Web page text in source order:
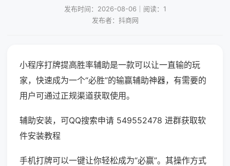
发布时间：2026-08-06｜阅读：1
发布者：抖商网
小程序打牌提高胜率辅助是一款可以让一直输的玩
家，快速成为一个“必胜”的输赢辅助神器，有需要的
用户可通过正规渠道获取使用。
辅助安装，可QQ搜索申请 549552478 进群获取软
件安装教程
手机打牌可以一键让你轻松成为“必赢”。其操作方式